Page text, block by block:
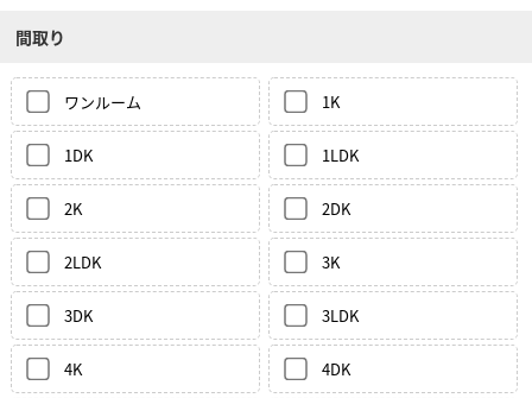
間取り
ワンルーム 1K
1DK 1LDK
2K 2DK
2LDK 3K
3DK 3LDK
4K 4DK